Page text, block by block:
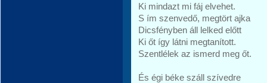
Ki mindazt mi fáj elvehet.
S ím szenvedő, megtört ajka
Dicsfényben áll lelked előtt
Ki őt így látni megtanított.
Szentlélek az ismerd meg őt.
És égi béke száll szívedre